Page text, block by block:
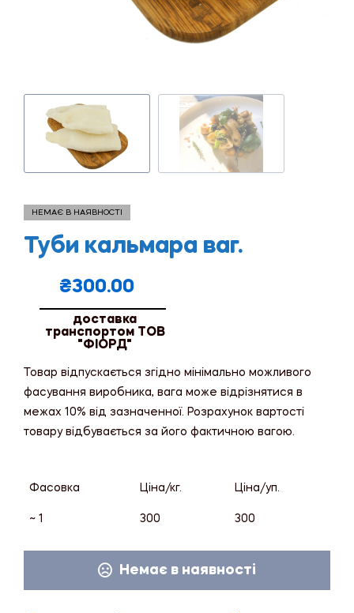
НЕМАЄ В НАЯВНОСТІ
Туби кальмара ваг.
₴300.00
доставка
транспортом ТОВ
"ФІОРД"
Товар відпускається згідно мінімально можливого
фасування виробника, вага може відрізнятися в
межах 10% від зазначенної. Розрахунок вартості
товару відбувається за його фактичною вагою.
Фасовка Ціна/кг. Ціна/уп.
~ 1 300 300
Немає в наявності